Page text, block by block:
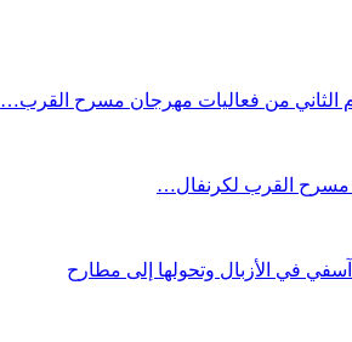
الثاني من فعاليات مهرجان مسرح القرب…
مسرح القرب لكرنفال…